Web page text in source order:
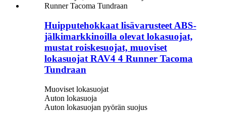
Huipputehokkaat lisävarusteet ABS-
jälkimarkkinoilla olevat lokasuojat,
mustat roiskesuojat, muoviset
lokasuojat RAV4 4 Runner Tacoma
Tundraan
Muoviset lokasuojat
Auton lokasuoja
Auton lokasuojan pyörän suojus